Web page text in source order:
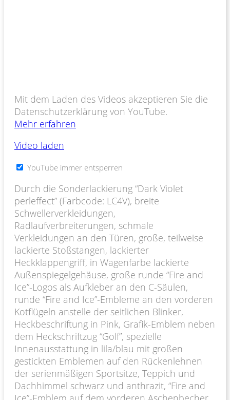
Mit dem Laden des Videos akzeptieren Sie die
Datenschutzerklärung von YouTube.
Mehr erfahren
Video laden
YouTube immer entsperren
Durch die Sonderlackierung “Dark Violet
perleffect” (Farbcode: LC4V), breite
Schwellerverkleidungen,
Radlaufverbreiterungen, schmale
Verkleidungen an den Türen, große, teilweise
lackierte Stoßstangen, lackierter
Heckklappengriff, in Wagenfarbe lackierte
Außenspiegelgehäuse, große runde “Fire and
Ice”-Logos als Aufkleber an den C-Säulen,
runde “Fire and Ice”-Embleme an den vorderen
Kotflügeln anstelle der seitlichen Blinker,
Heckbeschriftung in Pink, Grafik-Emblem neben
dem Heckschriftzug “Golf”, spezielle
Innenausstattung in lila/blau mit großen
gestickten Emblemen auf den Rückenlehnen
der serienmäßigen Sportsitze, Teppich und
Dachhimmel schwarz und anthrazit, “Fire and